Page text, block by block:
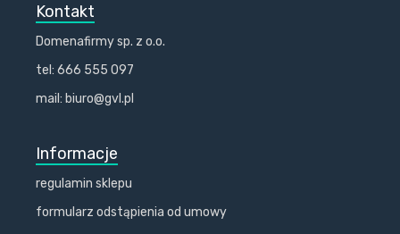
Kontakt
Domenafirmy sp. z o.o.
tel: 666 555 097
mail: biuro@gvl.pl
Informacje
regulamin sklepu
formularz odstąpienia od umowy